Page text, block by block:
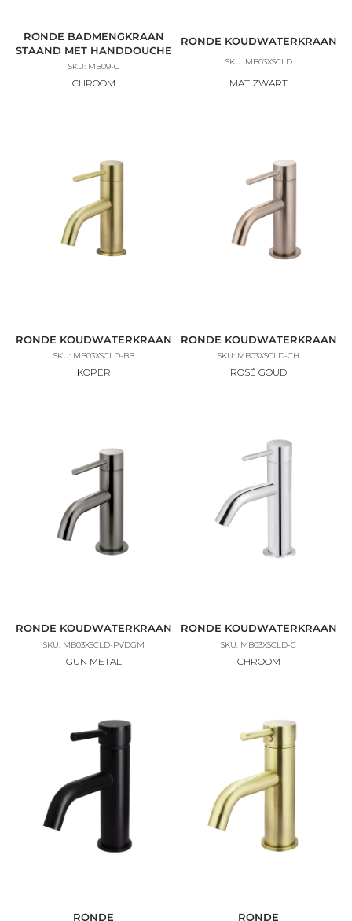
CHROOM
RONDE BADMENGKRAAN
STAAND MET HANDDOUCHE
SKU: MB09-C
MAT ZWART
RONDE KOUDWATERKRAAN
SKU: MB03XSCLD
KOPER
RONDE KOUDWATERKRAAN
SKU: MB03XSCLD-BB
ROSÉ GOUD
RONDE KOUDWATERKRAAN
SKU: MB03XSCLD-CH
GUN METAL
RONDE KOUDWATERKRAAN
SKU: MB03XSCLD-PVDGM
CHROOM
RONDE KOUDWATERKRAAN
SKU: MB03XSCLD-C
RONDE RONDE